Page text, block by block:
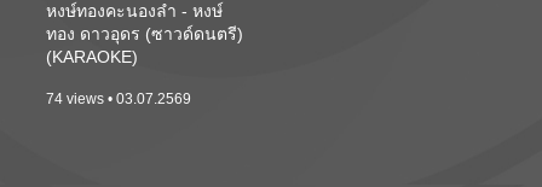
หงษ์ทองคะนองลำ - หงษ์
ทอง ดาวอุดร (ซาวด์ดนตรี)
(KARAOKE)
74 views • 03.07.2569